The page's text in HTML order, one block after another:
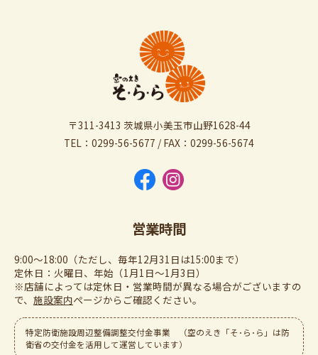
〒311-3413 茨城県小美玉市山野1628-44
TEL：0299-56-5677 / FAX：0299-56-5674
営業時間
9:00～18:00（ただし、毎年12月31日は15:00まで）
定休日：火曜日、年始（1月1日～1月3日）
※店舗によっては定休日・営業時間が異なる場合がございますの
で、 施設案内ぺージからご確認ください。
特定防衛施設周辺整備調整交付金事業 （空のえき「そ･ら･ら」は防
衛省の交付金を活用して運営しています）